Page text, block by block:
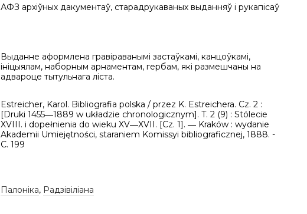
АФЗ архіўных дакументаў, старадрукаваных выданняў і рукапісаў
Выданне аформлена гравіраванымі застаўкамі, канцоўкамі,
ініцыялам, наборным арнаментам, гербам, які размешчаны на
адвароце тытульнага ліста.
Estreicher, Karol. Bibliografia polska / przez K. Estreichera. Cz. 2 :
[Druki 1455―1889 w układzie chronologicznym]. T. 2 (9) : Stólecie
XVIII. i dopełnienia do wieku XV―XVII. [Cz. 1]. ― Kraków : wydanie
Akademii Umiejętności, staraniem Komissyi bibliograficznej, 1888. -
C. 199
Палоніка, Радзівіліана